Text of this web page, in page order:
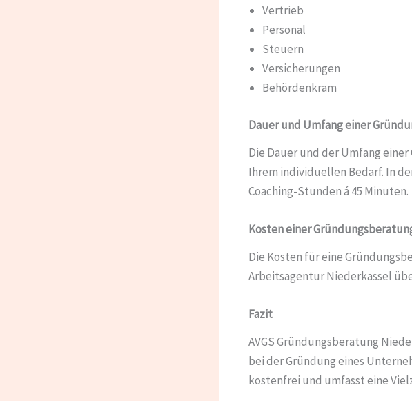
Vertrieb
Personal
Steuern
Versicherungen
Behördenkram
Dauer und Umfang einer
Die Dauer und der Umfang
Ihrem individuellen Bedarf. In
Coaching-Stunden á 45 Minuten.
Kosten einer
Die Kosten für eine
Arbeitsagentur Niederkassel
Fazit
AVGS Gründungsberatung
bei der Gründung eines
kostenfrei und umfasst eine